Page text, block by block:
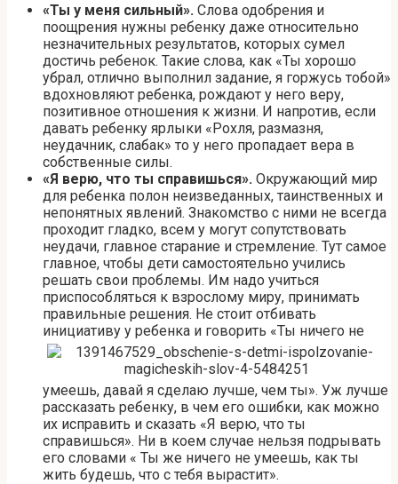
«Ты у меня сильный». Слова одобрения и
поощрения нужны ребенку даже относительно
незначительных результатов, которых сумел
достичь ребенок. Такие слова, как «Ты хорошо
убрал, отлично выполнил задание, я горжусь тобой»
вдохновляют ребенка, рождают у него веру,
позитивное отношения к жизни. И напротив, если
давать ребенку ярлыки «Рохля, размазня,
неудачник, слабак» то у него пропадает вера в
собственные силы.
«Я верю, что ты справишься». Окружающий мир
для ребенка полон неизведанных, таинственных и
непонятных явлений. Знакомство с ними не всегда
проходит гладко, всем у могут сопутствовать
неудачи, главное старание и стремление. Тут самое
главное, чтобы дети самостоятельно учились
решать свои проблемы. Им надо учиться
приспособляться к взрослому миру, принимать
правильные решения. Не стоит отбивать
инициативу у ребенка и говорить «Ты ничего не
умеешь, давай я сделаю лучше, чем ты». Уж лучше
рассказать ребенку, в чем его ошибки, как можно
их исправить и сказать «Я верю, что ты
справишься». Ни в коем случае нельзя подрывать
его словами « Ты же ничего не умеешь, как ты
жить будешь, что с тебя вырастит».